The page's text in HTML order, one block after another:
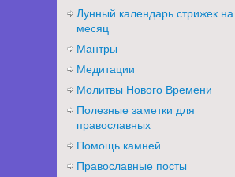
Лунный календарь стрижек на
месяц
Мантры
Медитации
Молитвы Нового Времени
Полезные заметки для
православных
Помощь камней
Православные посты